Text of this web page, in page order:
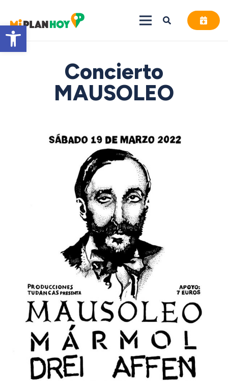
Abrir barra de herramientas
Concierto
MAUSOLEO